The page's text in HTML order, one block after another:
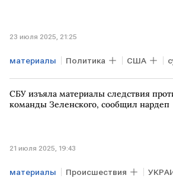
23 июля 2025, 21:25
материалы Политика США
Минюст США Джеффри Эпштейн
публикация
СБУ изъяла материалы следствия
команды Зеленского, сообщил нардеп
21 июля 2025, 19:43
материалы Происшествия